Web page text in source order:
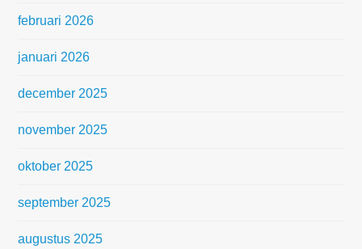
februari 2026
januari 2026
december 2025
november 2025
oktober 2025
september 2025
augustus 2025